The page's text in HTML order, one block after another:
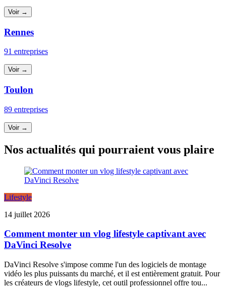
Voir →
Rennes
91 entreprises
Voir →
Toulon
89 entreprises
Voir →
Nos actualités qui pourraient vous plaire
Lifestyle
14 juillet 2026
Comment monter un vlog lifestyle captivant avec
DaVinci Resolve
DaVinci Resolve s'impose comme l'un des logiciels de montage
vidéo les plus puissants du marché, et il est entièrement gratuit. Pour
les créateurs de vlogs lifestyle, cet outil professionnel offre tou...